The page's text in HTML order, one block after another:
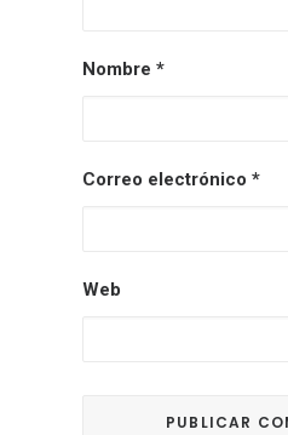
Nombre *
Correo electrónico *
Web